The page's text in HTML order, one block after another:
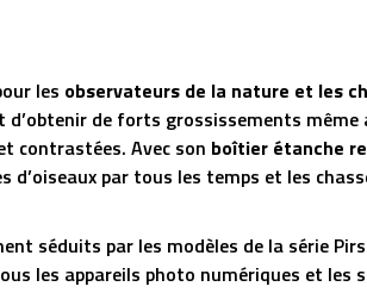
les observateurs de la nature et les
de forts grossissements
contrastées. Avec son boîtier étanche
d’oiseaux par tous les temps et les
séduits par les modèles de la série
les appareils photo numériques et les